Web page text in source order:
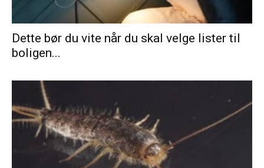
Dette bør du vite når du skal velge lister til
boligen...